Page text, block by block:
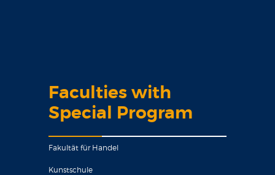
Faculties with
Special Program
Fakultät für Handel
Kunstschule